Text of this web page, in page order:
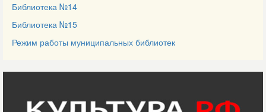
Библиотека №14
Библиотека №15
Режим работы муниципальных библиотек